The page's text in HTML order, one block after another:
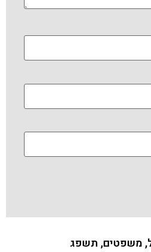
,משפטים,תשפג